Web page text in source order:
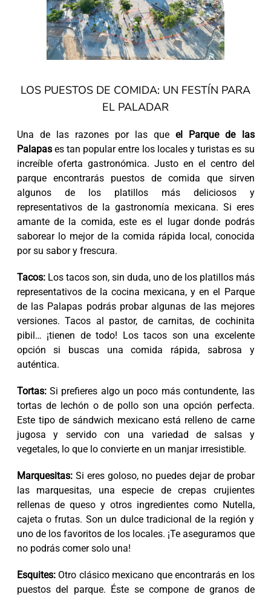
LOS PUESTOS DE COMIDA: UN FESTÍN PARA
EL PALADAR
Una de las razones por las queel Parque de las
Palapases tan popular entre los locales y turistas es su
increíble oferta gastronómica. Justo en el centro del
parque encontrarás puestos de comida que sirven
algunos de los platillos más deliciosos y
representativos de la gastronomía mexicana. Si eres
amante de la comida, este es el lugar donde podrás
saborear lo mejor de la comida rápida local, conocida
por su sabor y frescura.
Tacos:Los tacos son, sin duda, uno de los platillos más
representativos de la cocina mexicana, y en el Parque
de las Palapas podrás probar algunas de las mejores
versiones. Tacos al pastor, de carnitas, de cochinita
pibil… ¡tienen de todo! Los tacos son una excelente
opción si buscas una comida rápida, sabrosa y
auténtica.
Tortas:Si prefieres algo un poco más contundente, las
tortas de lechón o de pollo son una opción perfecta.
Este tipo de sándwich mexicano está relleno de carne
jugosa y servido con una variedad de salsas y
vegetales, lo que lo convierte en un manjar irresistible.
Marquesitas:Si eres goloso, no puedes dejar de probar
las marquesitas, una especie de crepas crujientes
rellenas de queso y otros ingredientes como Nutella,
cajeta o frutas. Son un dulce tradicional de la región y
uno de los favoritos de los locales. ¡Te aseguramos que
no podrás comer solo una!
Esquites:Otro clásico mexicano que encontrarás en los
puestos del parque. Éste se compone de granos de